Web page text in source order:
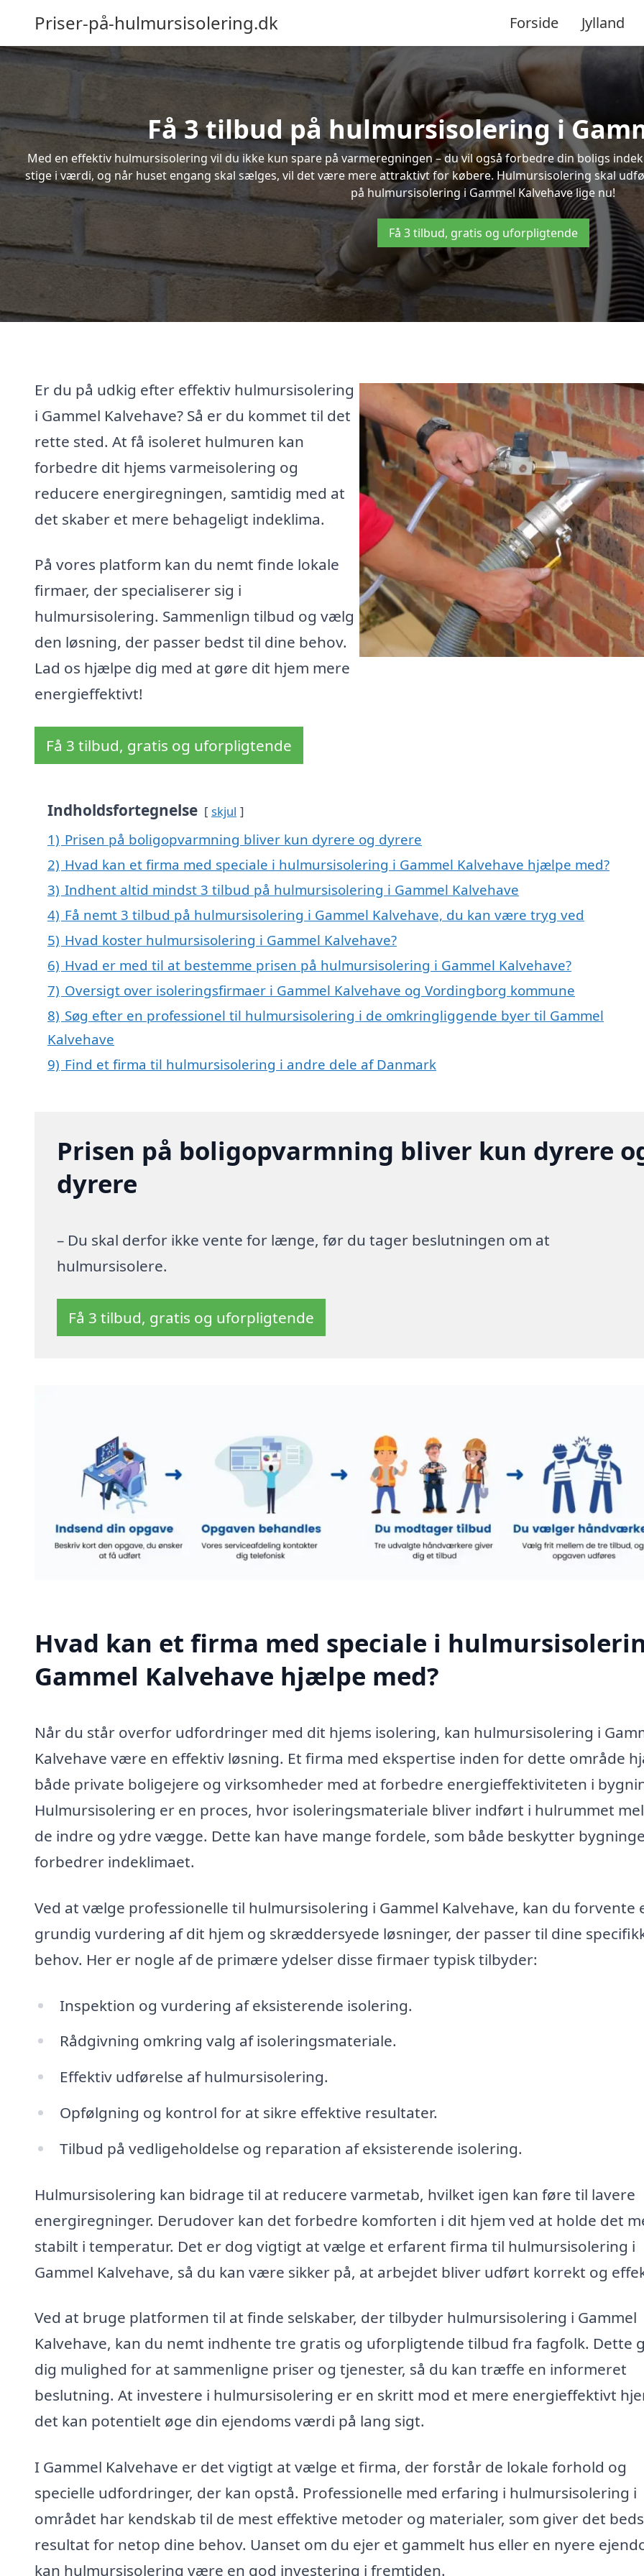
Priser-på-hulmursisolering.dk Forside Jylland
Få 3 tilbud på hulmursisolering i
Med en effektiv hulmursisolering vil du ikke kun spare på varmeregningen – du vil også forbedre din boligs
stige i værdi, og når huset engang skal sælges, vil det være mere attraktivt for købere. Hulmursisolering skal
på hulmursisolering i Gammel Kalvehave lige nu!
Få 3 tilbud, gratis og uforpligtende
Er du på udkig efter effektiv hulmursisolering
i Gammel Kalvehave? Så er du kommet til det
rette sted. At få isoleret hulmuren kan
forbedre dit hjems varmeisolering og
reducere energiregningen, samtidig med at
det skaber et mere behageligt indeklima.
På vores platform kan du nemt finde lokale
firmaer, der specialiserer sig i
hulmursisolering. Sammenlign tilbud og vælg
den løsning, der passer bedst til dine behov.
Lad os hjælpe dig med at gøre dit hjem mere
energieffektivt!
Få 3 tilbud, gratis og uforpligtende
Indholdsfortegnelse skjul
1) Prisen på boligopvarmning bliver kun dyrere og dyrere
2) Hvad kan et firma med speciale i hulmursisolering i Gammel Kalvehave hjælpe med?
3) Indhent altid mindst 3 tilbud på hulmursisolering i Gammel Kalvehave
4) Få nemt 3 tilbud på hulmursisolering i Gammel Kalvehave, du kan være tryg ved
5) Hvad koster hulmursisolering i Gammel Kalvehave?
6) Hvad er med til at bestemme prisen på hulmursisolering i Gammel Kalvehave?
7) Oversigt over isoleringsfirmaer i Gammel Kalvehave og Vordingborg kommune
8) Søg efter en professionel til hulmursisolering i de omkringliggende byer til Gammel
Kalvehave
9) Find et firma til hulmursisolering i andre dele af Danmark
Prisen på boligopvarmning bliver kun dyrere
dyrere
– Du skal derfor ikke vente for længe, før du tager beslutningen om at
hulmursisolere.
Få 3 tilbud, gratis og uforpligtende
Hvad kan et firma med speciale i
Gammel Kalvehave hjælpe med?
Når du står overfor udfordringer med dit hjems isolering, kan hulmursisolering i
Kalvehave være en effektiv løsning. Et firma med ekspertise inden for dette område
både private boligejere og virksomheder med at forbedre energieffektiviteten i
Hulmursisolering er en proces, hvor isoleringsmateriale bliver indført i hulrummet
de indre og ydre vægge. Dette kan have mange fordele, som både beskytter
forbedrer indeklimaet.
Ved at vælge professionelle til hulmursisolering i Gammel Kalvehave, kan du forvente
grundig vurdering af dit hjem og skræddersyede løsninger, der passer til dine
behov. Her er nogle af de primære ydelser disse firmaer typisk tilbyder:
Inspektion og vurdering af eksisterende isolering.
Rådgivning omkring valg af isoleringsmateriale.
Effektiv udførelse af hulmursisolering.
Opfølgning og kontrol for at sikre effektive resultater.
Tilbud på vedligeholdelse og reparation af eksisterende isolering.
Hulmursisolering kan bidrage til at reducere varmetab, hvilket igen kan føre til lavere
energiregninger. Derudover kan det forbedre komforten i dit hjem ved at holde det
stabilt i temperatur. Det er dog vigtigt at vælge et erfarent firma til hulmursisolering i
Gammel Kalvehave, så du kan være sikker på, at arbejdet bliver udført korrekt og
Ved at bruge platformen til at finde selskaber, der tilbyder hulmursisolering i Gammel
Kalvehave, kan du nemt indhente tre gratis og uforpligtende tilbud fra fagfolk. Dette
dig mulighed for at sammenligne priser og tjenester, så du kan træffe en informeret
beslutning. At investere i hulmursisolering er en skritt mod et mere energieffektivt
det kan potentielt øge din ejendoms værdi på lang sigt.
I Gammel Kalvehave er det vigtigt at vælge et firma, der forstår de lokale forhold og
specielle udfordringer, der kan opstå. Professionelle med erfaring i hulmursisolering i
området har kendskab til de mest effektive metoder og materialer, som giver det
resultat for netop dine behov. Uanset om du ejer et gammelt hus eller en nyere
kan hulmursisolering være en god investering i fremtiden.